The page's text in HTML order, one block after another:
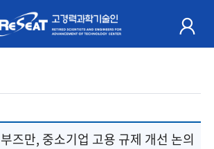
즈만, 중소기업 고용 규제 개선 논의